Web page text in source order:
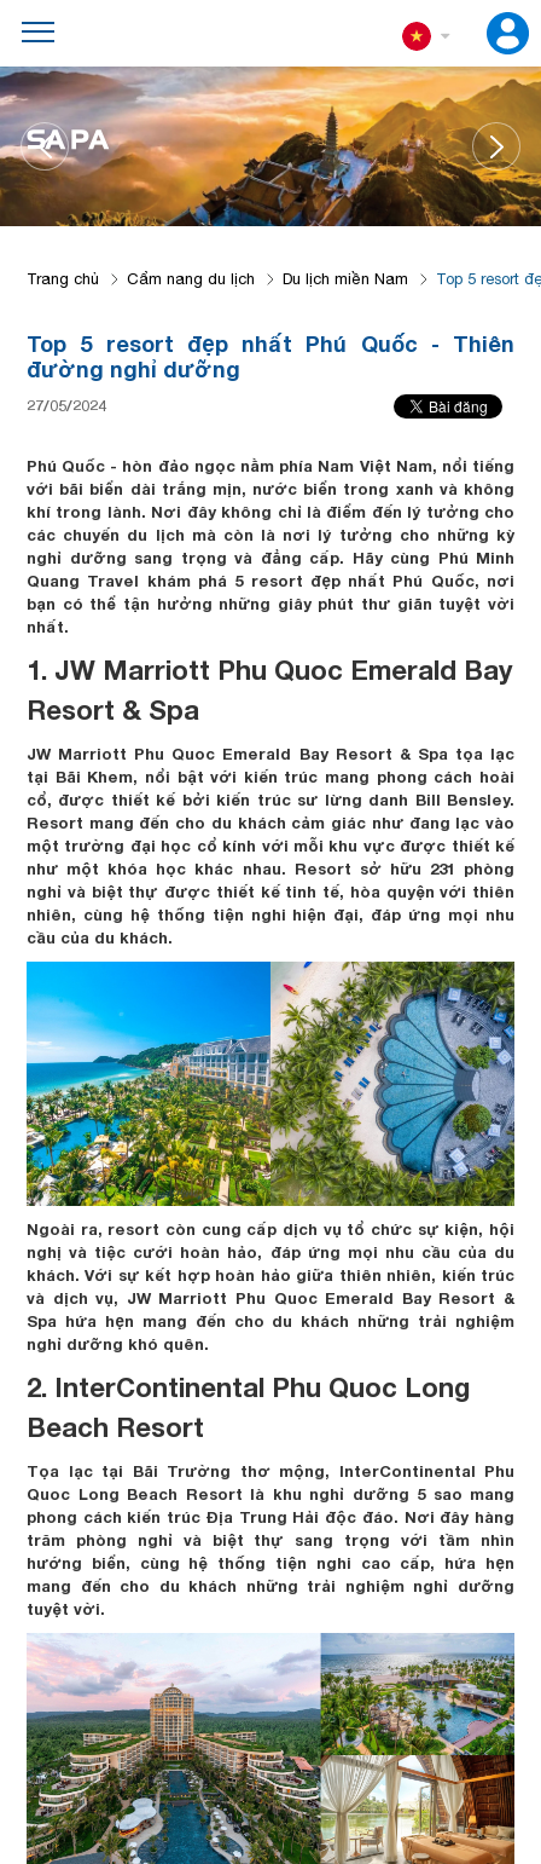
SA PA
Trang chủ Cẩm nang du lịch Du lịch miền Nam Top 5 resort
Top 5 resort đẹp nhất Phú Quốc - Thiên
đường nghỉ dưỡng
27/05/2024
Phú Quốc - hòn đảo ngọc nằm phía Nam Việt Nam, nổi tiếng
với bãi biển dài trắng mịn, nước biển trong xanh và không
khí trong lành. Nơi đây không chỉ là điểm đến lý tưởng cho
các chuyến du lịch mà còn là nơi lý tưởng cho những kỳ
nghỉ dưỡng sang trọng và đẳng cấp. Hãy cùng Phú Minh
Quang Travel khám phá 5 resort đẹp nhất Phú Quốc, nơi
bạn có thể tận hưởng những giây phút thư giãn tuyệt vời
nhất.
1. JW Marriott Phu Quoc Emerald Bay
Resort & Spa
JW Marriott Phu Quoc Emerald Bay Resort & Spa tọa lạc
tại Bãi Khem, nổi bật với kiến trúc mang phong cách hoài
cổ, được thiết kế bởi kiến trúc sư lừng danh Bill Bensley.
Resort mang đến cho du khách cảm giác như đang lạc vào
một trường đại học cổ kính với mỗi khu vực được thiết kế
như một khóa học khác nhau. Resort sở hữu 231 phòng
nghỉ và biệt thự được thiết kế tinh tế, hòa quyện với thiên
nhiên, cùng hệ thống tiện nghi hiện đại, đáp ứng mọi nhu
cầu của du khách.
Ngoài ra, resort còn cung cấp dịch vụ tổ chức sự kiện, hội
nghị và tiệc cưới hoàn hảo, đáp ứng mọi nhu cầu của du
khách. Với sự kết hợp hoàn hảo giữa thiên nhiên, kiến trúc
và dịch vụ, JW Marriott Phu Quoc Emerald Bay Resort &
Spa hứa hẹn mang đến cho du khách những trải nghiệm
nghỉ dưỡng khó quên.
2. InterContinental Phu Quoc Long
Beach Resort
Tọa lạc tại Bãi Trường thơ mộng, InterContinental Phu
Quoc Long Beach Resort là khu nghỉ dưỡng 5 sao mang
phong cách kiến trúc Địa Trung Hải độc đáo. Nơi đây hàng
trăm phòng nghỉ và biệt thự sang trọng với tầm nhìn
hướng biển, cùng hệ thống tiện nghi cao cấp, hứa hẹn
mang đến cho du khách những trải nghiệm nghỉ dưỡng
tuyệt vời.